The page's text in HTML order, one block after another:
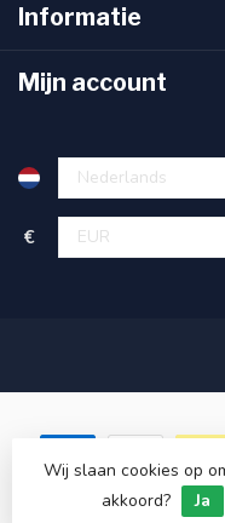
Informatie
Mijn account
€
© Copyright 2026
Wij slaan cookies op
akkoord?
Ja